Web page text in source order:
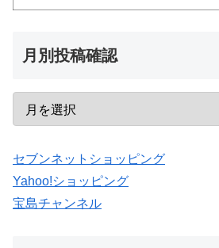
月別投稿確認
セブンネットショッピング
Yahoo!ショッピング
宝島チャンネル